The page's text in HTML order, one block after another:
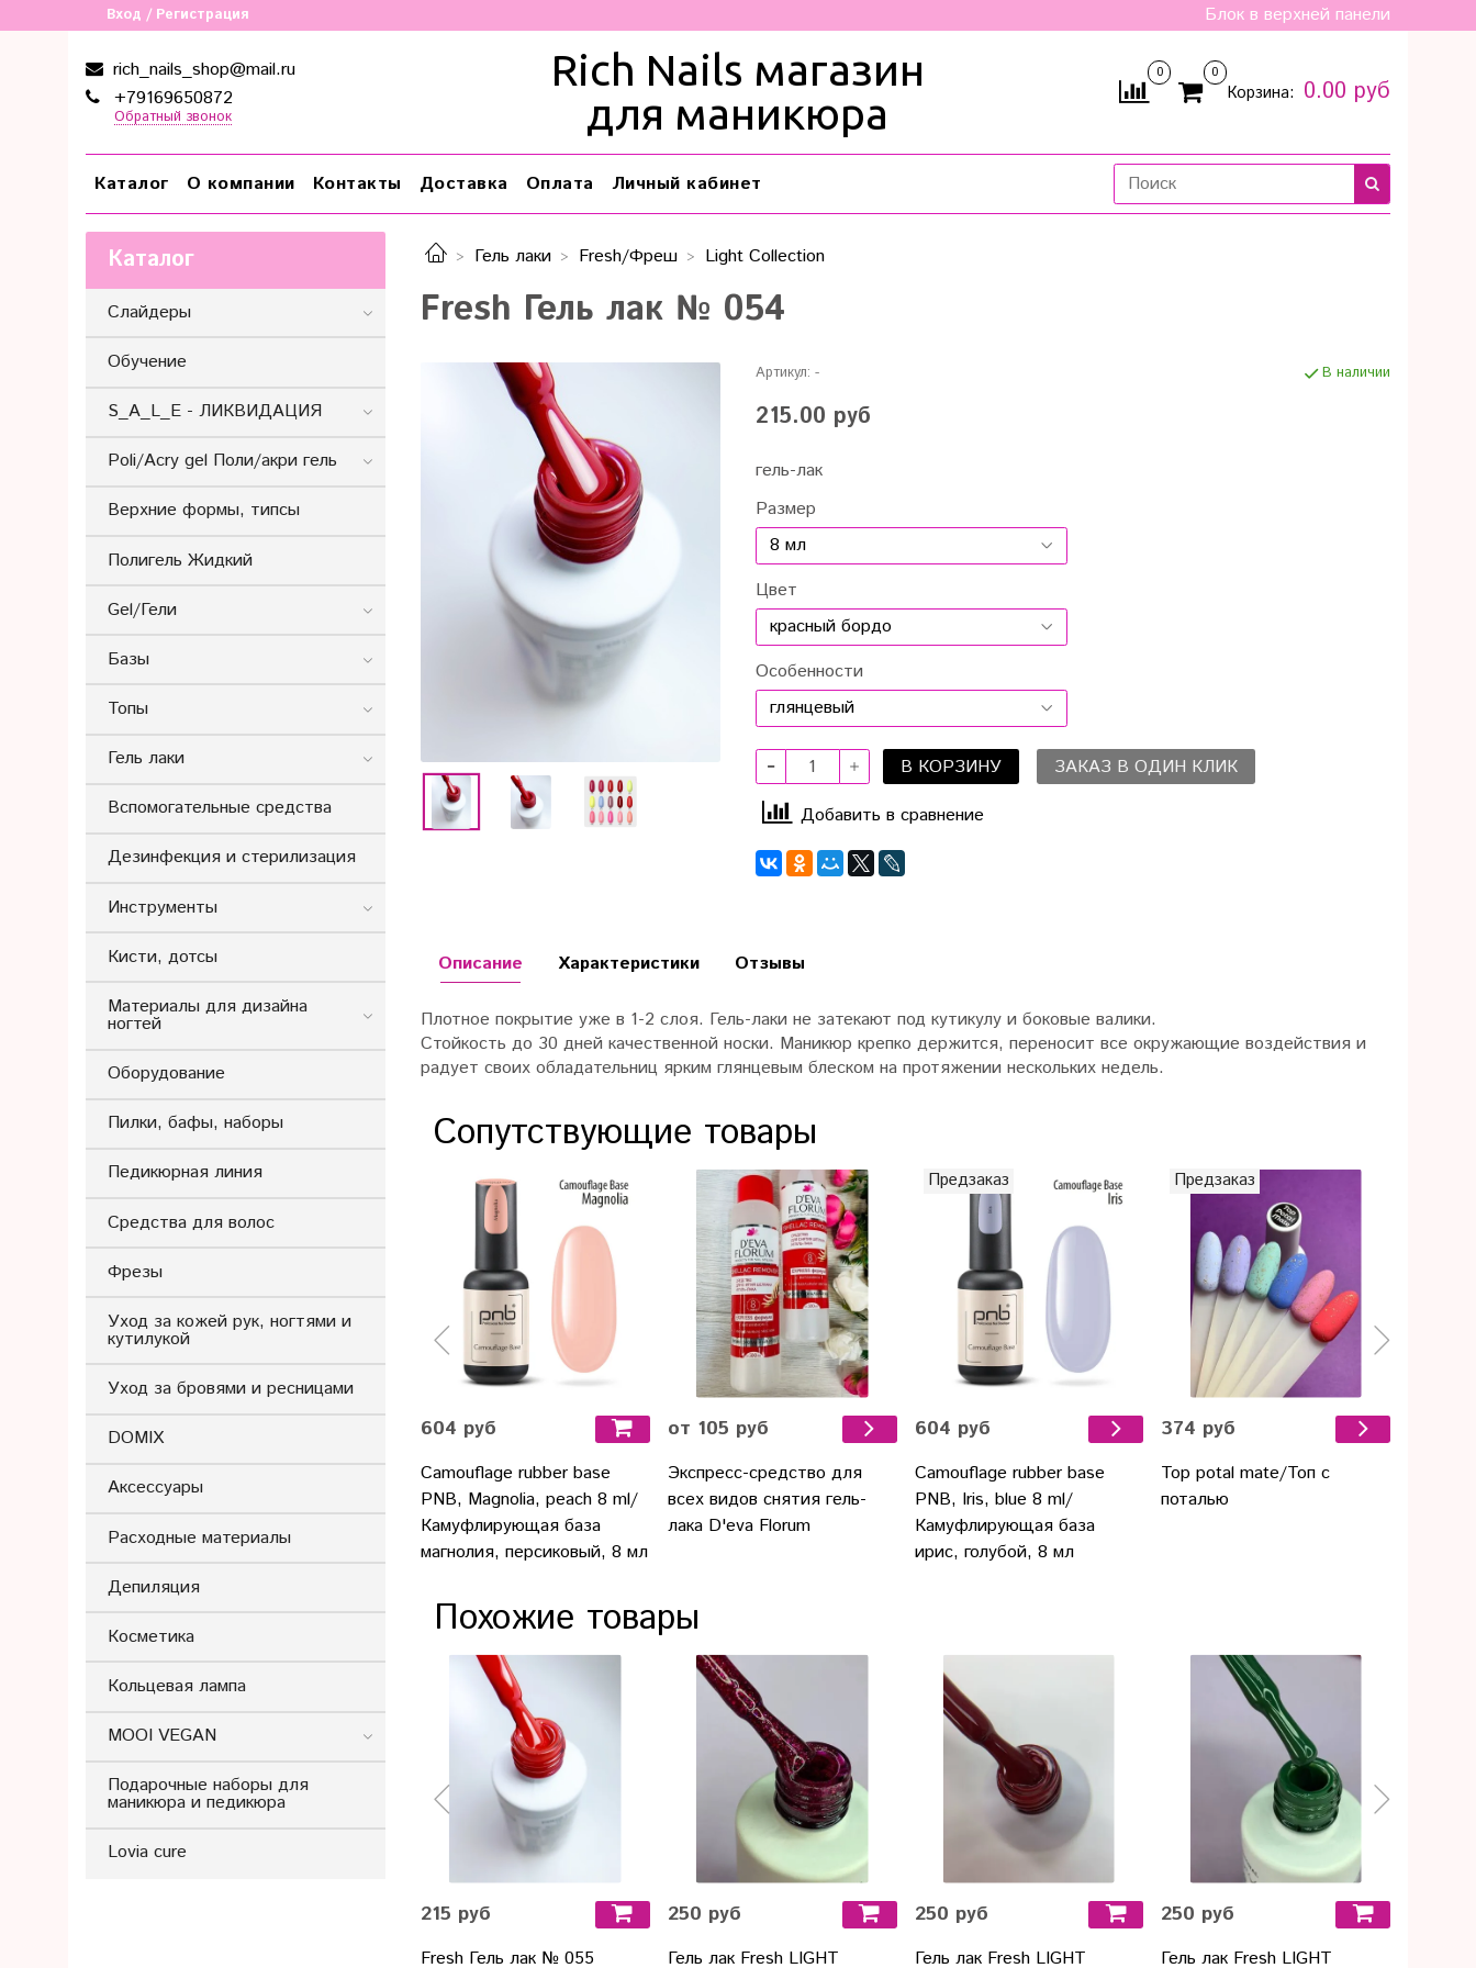
Вход / Регистрация Блок в верхней панели
rich_nails_shop@mail.ru
+79169650872
Обратный звонок
Rich Nails магазин
для маникюра
0 0
Корзина: 0.00 руб
Каталог О компании Контакты Доставка Оплата Личный кабинет
Гель лаки Fresh/Фреш Light Collection
Fresh Гель лак № 054
Артикул: - В наличии
215.00 руб
гель-лак
Размер
Цвет
Особенности
В КОРЗИНУ
ЗАКАЗ В ОДИН КЛИК
Добавить в сравнение
Описание
Плотное покрытие уже в 1-2 слоя. Гель-лаки не затекают под кутикулу и боковые валики.
Стойкость до 30 дней качественной носки. Маникюр крепко держится, переносит все окружающие воздействия и
радует своих обладательниц ярким глянцевым блеском на протяжении нескольких недель.
Характеристики Отзывы
Сопутствующие товары
604 руб
Camouflage rubber base
PNB, Magnolia, peach 8 ml/
Камуфлирующая база
магнолия, персиковый, 8 мл
от 105 руб
Экспресс-средство для
всех видов снятия гель-
лака D'eva Florum
Предзаказ
604 руб
Camouflage rubber base
PNB, Iris, blue 8 ml/
Камуфлирующая база
ирис, голубой, 8 мл
Предзаказ
374 руб
Top potal mate/Топ с
поталью
Похожие товары
215 руб
Fresh Гель лак № 055
250 руб
Гель лак Fresh LIGHT
250 руб
Гель лак Fresh LIGHT
250 руб
Гель лак Fresh LIGHT
Каталог
Слайдеры
Обучение
S_A_L_E - ЛИКВИДАЦИЯ
Poli/Acry gel Поли/акри гель
Верхние формы, типсы
Полигель Жидкий
Gel/Гели
Базы
Топы
Гель лаки
Вспомогательные средства
Дезинфекция и стерилизация
Инструменты
Кисти, дотсы
Материалы для дизайна
ногтей
Оборудование
Пилки, бафы, наборы
Педикюрная линия
Средства для волос
Фрезы
Уход за кожей рук, ногтями и
кутилукой
Уход за бровями и ресницами
DOMIX
Аксессуары
Расходные материалы
Депиляция
Косметика
Кольцевая лампа
MOOI VEGAN
Подарочные наборы для
маникюра и педикюра
Lovia cure